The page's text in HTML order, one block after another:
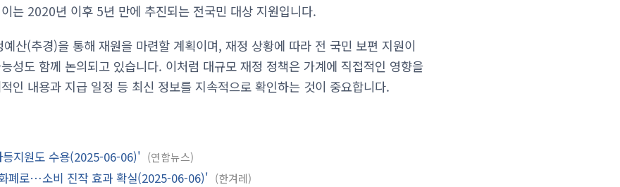
는 2020년 이후 5년 만에 추진되는 전국민 대상 지원입니다.
산(추경)을 통해 재원을 마련할 계획이며, 재정 상황에 따라 전 국민 보편 지원이
성도 함께 논의되고 있습니다. 이처럼 대규모 재정 정책은 가계에 직접적인 영향을
인 내용과 지급 일정 등 최신 정보를 지속적으로 확인하는 것이 중요합니다.
지원도 수용(2025-06-06)' 연합뉴스
폐로…소비 진작 효과 확실(2025-06-06)' 한겨레